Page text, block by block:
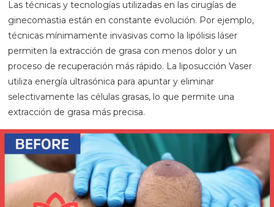
Las técnicas y tecnologías utilizadas en las cirugías de
ginecomastia están en constante evolución. Por ejemplo,
técnicas mínimamente invasivas como la lipólisis láser
permiten la extracción de grasa con menos dolor y un
proceso de recuperación más rápido. La liposucción Vaser
utiliza energía ultrasónica para apuntar y eliminar
selectivamente las células grasas, lo que permite una
extracción de grasa más precisa.